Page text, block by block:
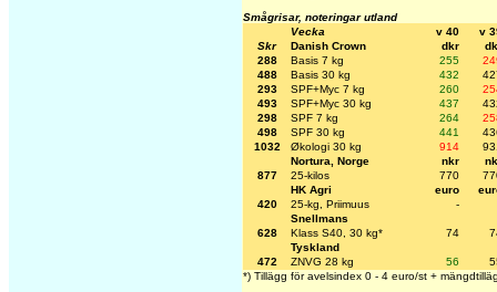
Smågrisar, noteringar utland
Vecka
v 40
v
Skr
Danish Crown dkr
288
Basis 7 kg 255
488
Basis 30 kg 432
293
SPF+Myc 7 kg 260
493
SPF+Myc 30 kg 437
298
SPF 7 kg 264
498
SPF 30 kg 441
1032
Økologi 30 kg 914
Nortura, Norge
nkr
877
25-kilos 770
HK Agri
euro
420
25-kg, Priimuus
-
Snellmans
628
Klass S40, 30 kg* 74
Tyskland
472
ZNVG 28 kg 56
*) Tillägg för avelsindex 0 - 4 euro/st +